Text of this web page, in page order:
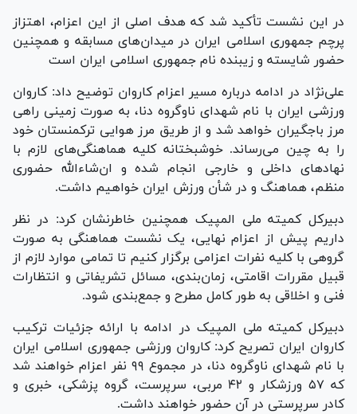
در این نشست تأکید شد که هدف اصلی از این اعزام، اهتزاز
پرچم جمهوری اسلامی ایران در میدان‌های مسابقه و همچنین
حضور شایسته و زیبنده نام جمهوری اسلامی ایران است
علی‌نژاد در ادامه درباره مسیر اعزام کاروان توضیح داد: کاروان
ورزشی ایران با نام شهدای ناوگروه دنا، به صورت زمینی راهی
مرز باجگیران خواهد شد و از طریق مرز هوایی ترکمنستان خود
را به چین می‌رساند. خوشبختانه کلیه هماهنگی‌های لازم با
نهاد‌های داخلی و خارجی انجام شده و ان‌شاءالله حضوری
منظم، هماهنگ و در شأن ورزش ایران خواهیم داشت.
دبیرکل کمیته ملی المپیک همچنین خاطرنشان کرد: در نظر
داریم پیش از اعزام نهایی، یک نشست هماهنگی به صورت
گروهی با کلیه نفرات اعزامی برگزار کنیم تا تمامی موارد لازم از
قبیل مقررات اقامتی، زمان‌بندی، مسائل تشریفاتی و انتظارات
فنی و اخلاقی به طور کامل مطرح و جمع‌بندی شود.
دبیرکل کمیته ملی المپیک در ادامه با ارائه جزئیات ترکیب
کاروان ایران تصریح کرد: کاروان ورزشی جمهوری اسلامی ایران
با نام شهدای ناوگروه دنا، در مجموع ۹۹ نفر اعزام خواهند شد
که ۵۷ ورزشکار و ۴۲ مربی، سرپرست، گروه پزشکی، خبری و
کادر سرپرستی در آن حضور خواهند داشت.